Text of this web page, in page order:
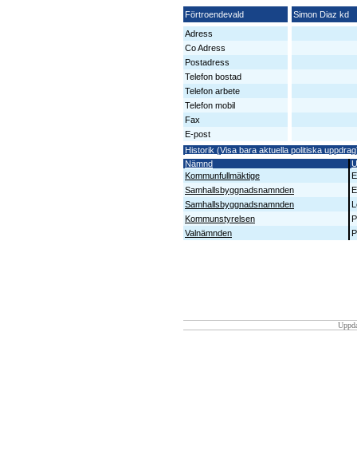
Förtroendevald
Simon Diaz kd
Adress
Co Adress
Postadress
Telefon bostad
Telefon arbete
Telefon mobil
Fax
E-post
Historik (Visa bara aktuella politiska
Nämnd
Kommunfullmäktige
Samhallsbyggnadsnamnden
Samhallsbyggnadsnamnden
Kommunstyrelsen
Valnämnden